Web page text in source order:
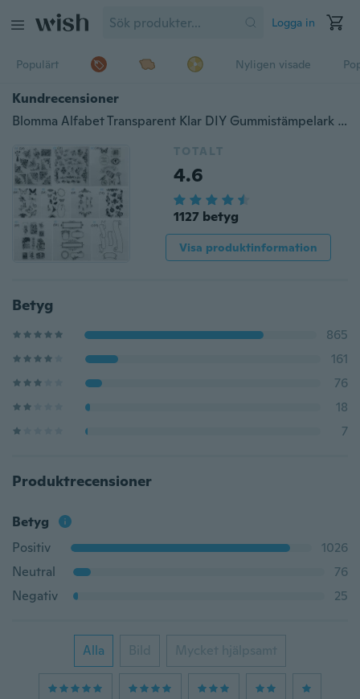
Logga in
Populärt Nyligen visade
Kundrecensioner
Blomma Alfabet Transparent Klar DIY Gummistämpelark Klamra sig Scrapbooking Seal
TOTALT
4.6
1127 betyg
Visa produktinformation
Betyg
865
161
76
18
7
Produktrecensioner
Betyg
Positiv
1026
Neutral
76
Negativ
25
Alla Bild Mycket hjälpsamt